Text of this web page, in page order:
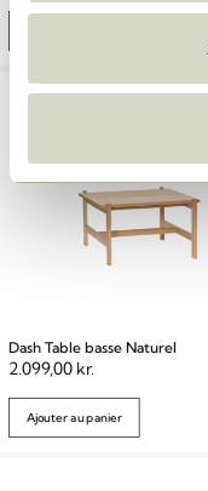
Dash Table basse Naturel
2.099,00 kr.
Ajouter au panier